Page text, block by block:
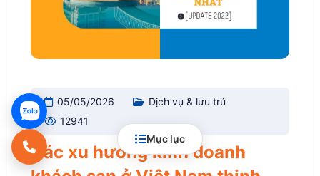
Mục lục
05/05/2026
Dịch vụ & lưu trú
12941
Các xu hướng kinh doanh